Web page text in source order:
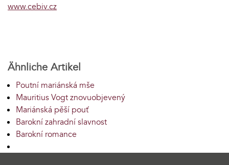
www.cebiv.cz
Ähnliche Artikel
Poutní mariánská mše
Mauritius Vogt znovuobjevený
Mariánská pěší pouť
Barokní zahradní slavnost
Barokní romance